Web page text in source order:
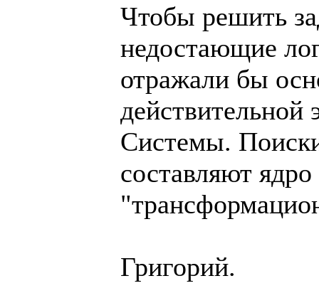
Чтобы решить
недостающие
отражали бы
Системы.
составляют
Григорий.